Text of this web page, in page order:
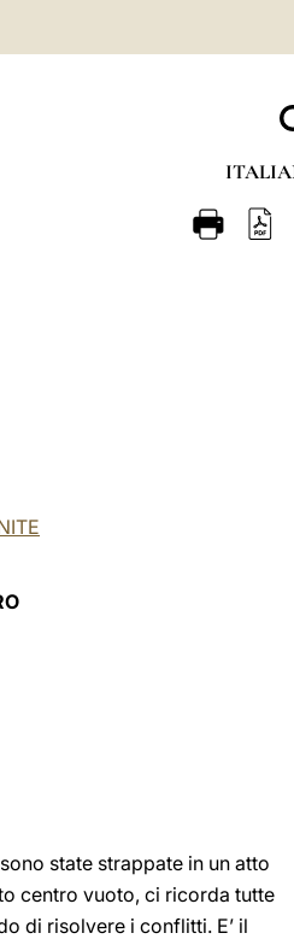
state strappate in un atto
centro vuoto, ci ricorda tutte
di risolvere i conflitti. E’ il